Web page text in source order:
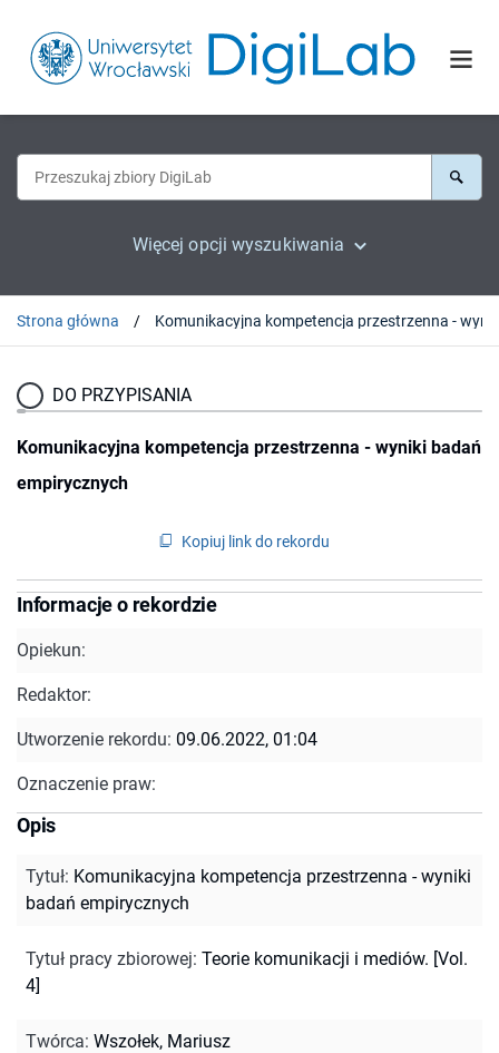
Więcej opcji wyszukiwania
Strona główna
DO PRZYPISANIA
Komunikacyjna kompetencja przestrzenna - wyniki badań
empirycznych
Kopiuj link do rekordu
Informacje o rekordzie
Opiekun:
Redaktor:
Utworzenie rekordu: 09.06.2022, 01:04
Oznaczenie praw:
Opis
Tytuł: Komunikacyjna kompetencja przestrzenna - wyniki
badań empirycznych
Tytuł pracy zbiorowej: Teorie komunikacji i mediów. [Vol.
4]
Twórca: Wszołek, Mariusz